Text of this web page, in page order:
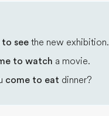
to see the new exhibition.
to watch a movie.
come to eat dinner?